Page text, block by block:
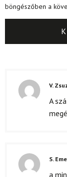
böngészőben a
V.
A
S.
a